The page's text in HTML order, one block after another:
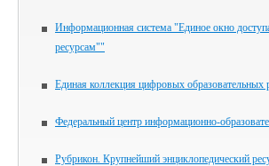
Информационная система "Единое окно
ресурсам""
Единая коллекция цифровых образовательных
Федеральный центр информационно-
Рубрикон. Крупнейший энциклопедический